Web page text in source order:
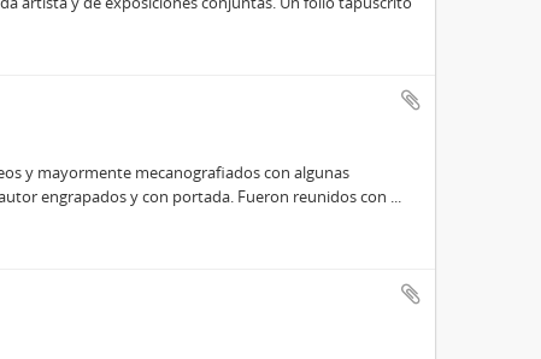
y mayormente mecanografiados con algunas
engrapados y con portada. Fueron reunidos con ...